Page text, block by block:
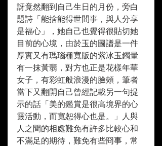
訝竟然翻到自己生日的月份，旁白
題詩「能捨能得世間事，與人分享
是福心」，她自己也覺得很貼切她
目前的心境，由於玉的圖譜是一件
厚實又有瑪瑙種寬版的紫冰玉鐲暈
有一抹黃翡，對方也正是花樣年華
女子，有彩虹般浪漫的臉頰，筆者
當下又翻開自己曾經記載另一句提
示的話「美的鑑賞是很高境界的心
靈活動，而寬恕得心也是。」人與
人之間的相處難免有許多比較心和
不滿足的期待，難免有些冏事，常